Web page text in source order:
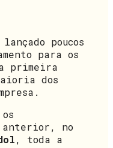
poucos
para os
primeira
dos
anterior, no
, toda a